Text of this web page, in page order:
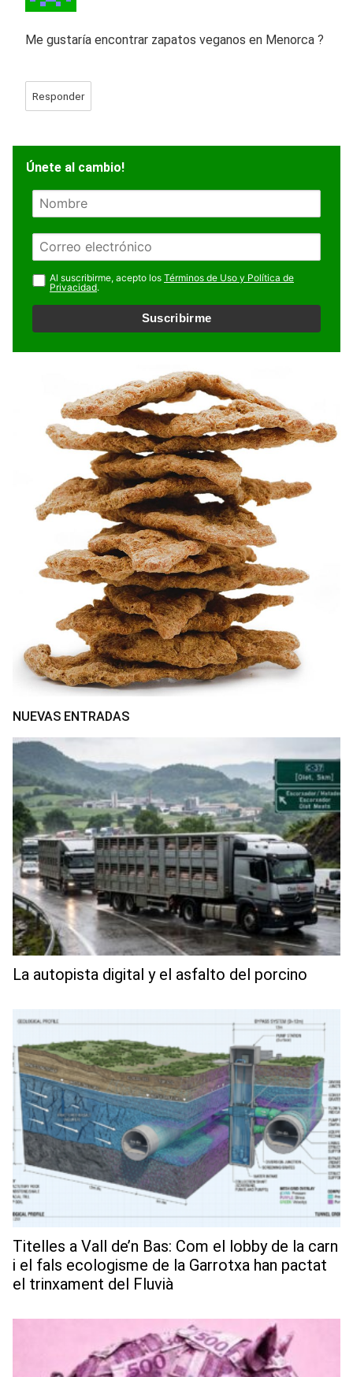
Me gustaría encontrar zapatos veganos en Menorca ?
Responder
Únete al cambio!
N
r
e
E
m
a
i
l
Al suscribirme, acepto los Términos de Uso y Política de
Privacidad.
Suscribirme
NUEVAS ENTRADAS
La autopista digital y el asfalto del porcino
Titelles a Vall de’n Bas: Com el lobby de la carn
i el fals ecologisme de la Garrotxa han pactat
el trinxament del Fluvià